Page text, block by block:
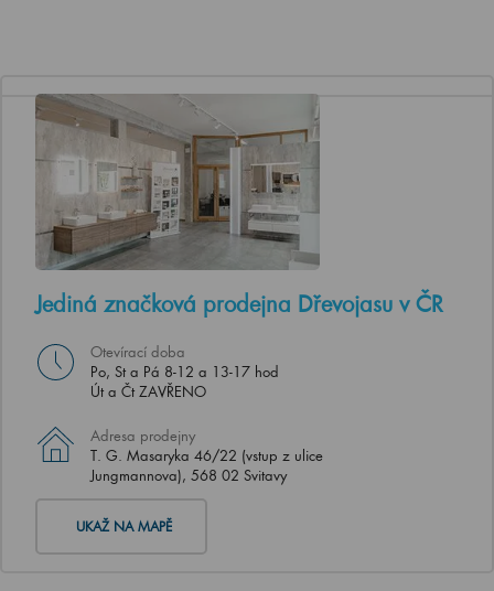
Jediná značková prodejna Dřevojasu v ČR
Otevírací doba
Po, St a Pá 8-12 a 13-17 hod
Út a Čt ZAVŘENO
Adresa prodejny
T. G. Masaryka 46/22 (vstup z ulice
Jungmannova), 568 02 Svitavy
UKAŽ NA MAPĚ